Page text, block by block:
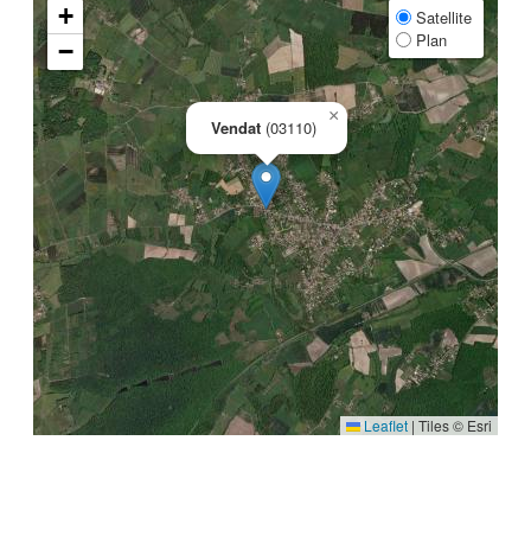
Vendat (03110)
×
+
−
Satellite
Plan
Leaflet | Tiles © Esri